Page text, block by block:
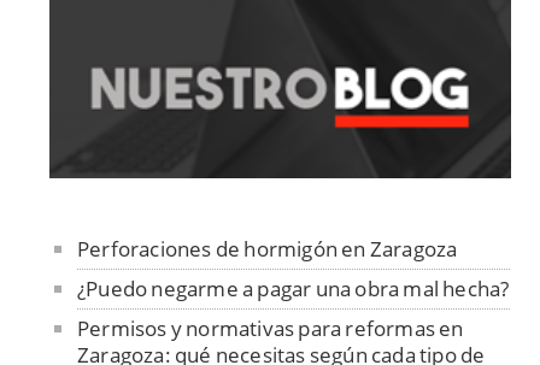
Perforaciones de hormigón en Zaragoza
¿Puedo negarme a pagar una obra mal hecha?
Permisos y normativas para reformas en
Zaragoza: qué necesitas según cada tipo de